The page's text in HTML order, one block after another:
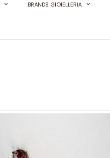
BRANDS GIOIELLERIA